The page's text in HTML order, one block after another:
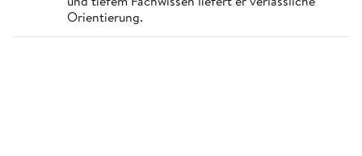
Orientierung.